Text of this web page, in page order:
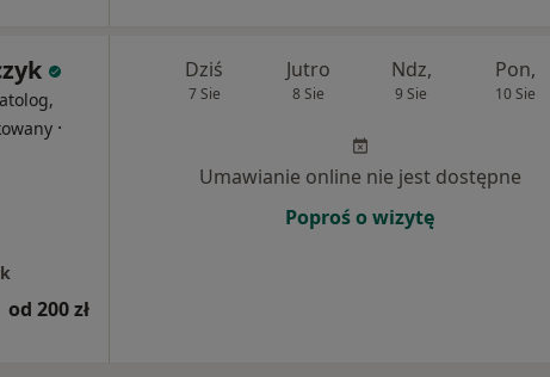
·
od 200 zł
Dziś
7 Sie
Jutro
8 Sie
Ndz,
9 Sie
Pon,
10 Sie
Umawianie online nie jest dostępne
Poproś o wizytę